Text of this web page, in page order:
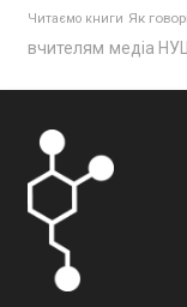
Читаємо книги Як
вчителям медіа НУШ